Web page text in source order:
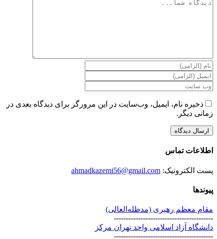
دیدگاه
ذخیره نام، ایمیل، وب‌سایت در این مرورگر برای دیدگاه بعدی در
زمانی دیگر.
اطلاعات تماس
پست الکترونیک: ahmadkazemi56@gmail.com
پیوندها
مقام معظم رهبری (مد‌ظله‌العالی)
-----------------------------------------
دانشگاه آزاد اسلامی واحد تهران مرکز
-----------------------------------------